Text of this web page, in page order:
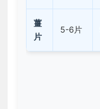
薑
片
5-6片